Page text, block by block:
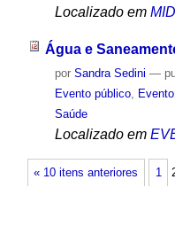
Localizado em
Água e
porSandra Sedini —
Evento público,
Saúde
Localizado em
« 10 itens anteriores 1